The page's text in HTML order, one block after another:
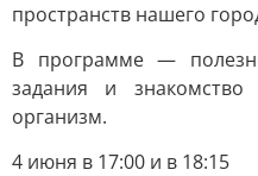
пространств нашего
В программе —
задания и
организм.
4 июня в 17:00 и в 18:15